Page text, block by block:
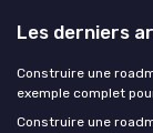
Les derniers
Construire une
exemple complet
Construire une